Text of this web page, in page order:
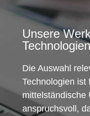
Unsere
Technologien
Die Auswahl
Technologien ist
mittelständische
anspruchsvoll,